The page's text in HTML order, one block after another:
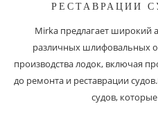
РЕСТАВРАЦИИ
Mirka предлагает широкий
различных шлифовальных
производства лодок, включая
до ремонта и реставрации
судов,